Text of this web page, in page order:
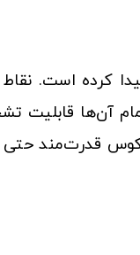
قدرت‌مند حتی